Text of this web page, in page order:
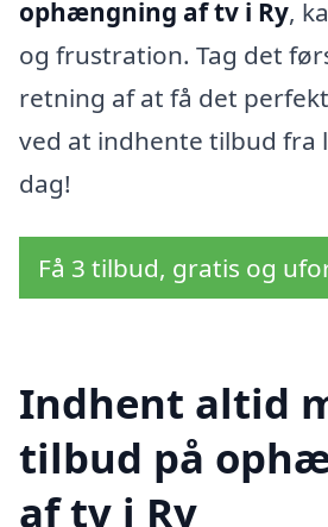
ophængning af tv i Ry,
og frustration. Tag det
retning af at få det
ved at indhente tilbud fra
dag!
Få 3 tilbud, gratis og
Indhent altid
tilbud på
af tv i Ry